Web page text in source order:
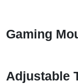
Gaming
Adjustable